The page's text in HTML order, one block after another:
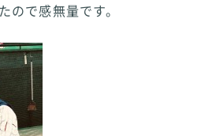
ので感無量です。